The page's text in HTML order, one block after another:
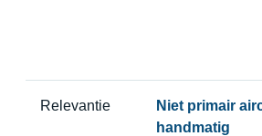
Relevantie
Niet primair
handmatig